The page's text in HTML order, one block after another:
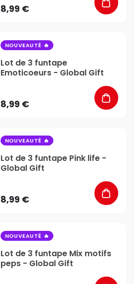
8,99 €
NOUVEAUTÉ
Lot de 3 funtape
Emoticoeurs - Global Gift
8,99 €
NOUVEAUTÉ
Lot de 3 funtape Pink life -
Global Gift
8,99 €
NOUVEAUTÉ
Lot de 3 funtape Mix motifs
peps - Global Gift